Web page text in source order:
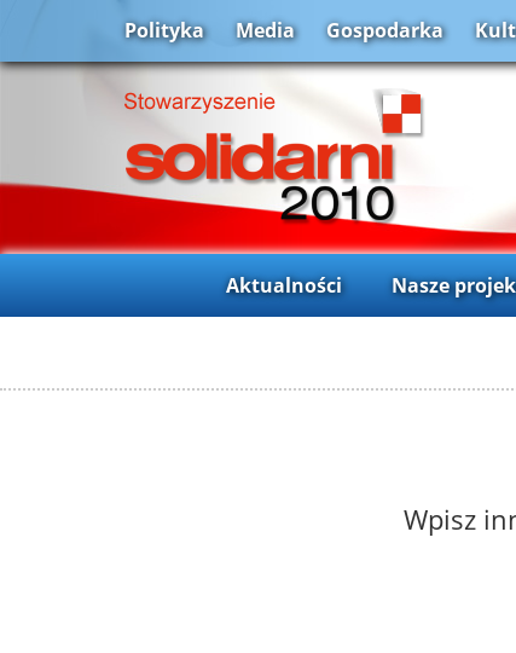
Polityka Media Gospodarka
Aktualności Nasze
Wpisz